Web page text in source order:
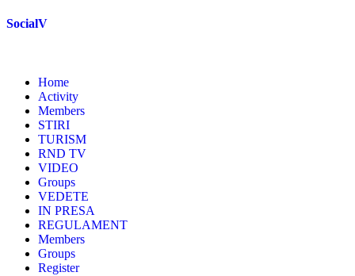
Skip
SocialV
Home
Activity
Members
STIRI
TURISM
RND TV
VIDEO
Groups
VEDETE
IN PRESA
REGULAMENT
Members
Groups
Register